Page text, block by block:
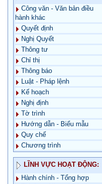
Công văn - Văn bản điều
hành khác
Quyết định
Nghị Quyết
Thông tư
Chỉ thị
Thông báo
Luật - Pháp lệnh
Kế hoạch
Nghị định
Tờ trình
Hướng dẫn - Biểu mẫu
Quy chế
Chương trình
LĨNH VỰC HOẠT ĐỘNG:
Hành chính - Tổng hợp